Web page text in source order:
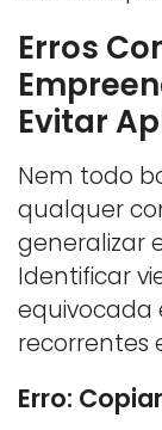
Erros
Evitar
Nem todo
qualquer
generalizar
Identificar
equivocada
recorrentes
Erro: